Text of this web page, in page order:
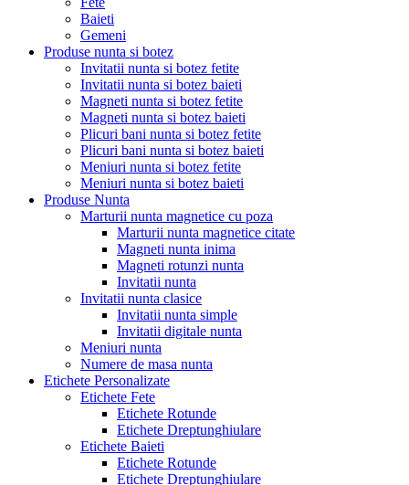
Baieti
Gemeni
Produse nunta si botez
Invitatii nunta si botez fetite
Invitatii nunta si botez baieti
Magneti nunta si botez fetite
Magneti nunta si botez baieti
Plicuri bani nunta si botez fetite
Plicuri bani nunta si botez baieti
Meniuri nunta si botez fetite
Meniuri nunta si botez baieti
Produse Nunta
Marturii nunta magnetice cu poza
Marturii nunta magnetice citate
Magneti nunta inima
Magneti rotunzi nunta
Invitatii nunta
Invitatii nunta clasice
Invitatii nunta simple
Invitatii digitale nunta
Meniuri nunta
Numere de masa nunta
Etichete Personalizate
Etichete Fete
Etichete Rotunde
Etichete Dreptunghiulare
Etichete Baieti
Etichete Rotunde
Etichete Dreptunghiulare